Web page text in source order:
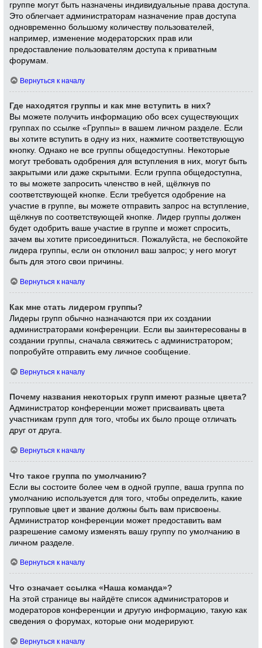
группе могут быть назначены индивидуальные права доступа.
Это облегчает администраторам назначение прав доступа
одновременно большому количеству пользователей,
например, изменение модераторских прав или
предоставление пользователям доступа к приватным
форумам.
Вернуться к началу
Где находятся группы и как мне вступить в них?
Вы можете получить информацию обо всех существующих
группах по ссылке «Группы» в вашем личном разделе. Если
вы хотите вступить в одну из них, нажмите соответствующую
кнопку. Однако не все группы общедоступны. Некоторые
могут требовать одобрения для вступления в них, могут быть
закрытыми или даже скрытыми. Если группа общедоступна,
то вы можете запросить членство в ней, щёлкнув по
соответствующей кнопке. Если требуется одобрение на
участие в группе, вы можете отправить запрос на вступление,
щёлкнув по соответствующей кнопке. Лидер группы должен
будет одобрить ваше участие в группе и может спросить,
зачем вы хотите присоединиться. Пожалуйста, не беспокойте
лидера группы, если он отклонил ваш запрос; у него могут
быть для этого свои причины.
Вернуться к началу
Как мне стать лидером группы?
Лидеры групп обычно назначаются при их создании
администраторами конференции. Если вы заинтересованы в
создании группы, сначала свяжитесь с администратором;
попробуйте отправить ему личное сообщение.
Вернуться к началу
Почему названия некоторых групп имеют разные цвета?
Администратор конференции может присваивать цвета
участникам групп для того, чтобы их было проще отличать
друг от друга.
Вернуться к началу
Что такое группа по умолчанию?
Если вы состоите более чем в одной группе, ваша группа по
умолчанию используется для того, чтобы определить, какие
групповые цвет и звание должны быть вам присвоены.
Администратор конференции может предоставить вам
разрешение самому изменять вашу группу по умолчанию в
личном разделе.
Вернуться к началу
Что означает ссылка «Наша команда»?
На этой странице вы найдёте список администраторов и
модераторов конференции и другую информацию, такую как
сведения о форумах, которые они модерируют.
Вернуться к началу